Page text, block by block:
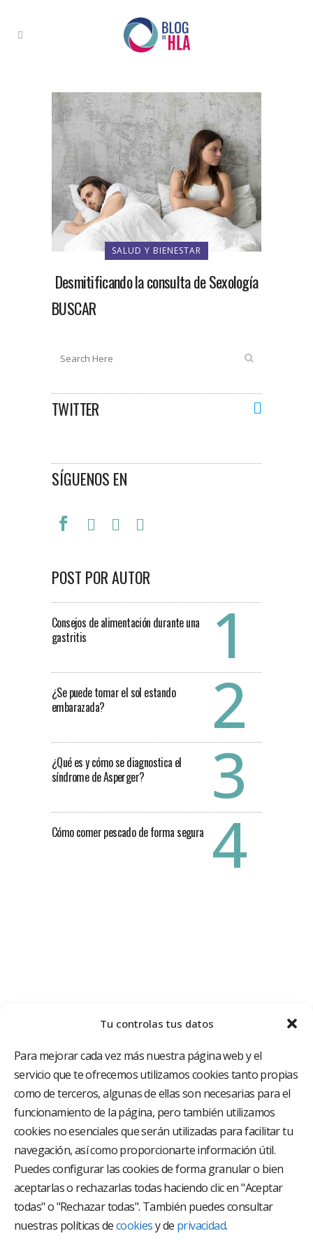
Tu controlas tus datos
Para mejorar cada vez más nuestra página web y el
servicio que te ofrecemos utilizamos cookies tanto propias
como de terceros, algunas de ellas son necesarias para el
funcionamiento de la página, pero también utilizamos
cookies no esenciales que serán utilizadas para facilitar tu
navegación, así como proporcionarte información útil.
Puedes configurar las cookies de forma granular o bien
aceptarlas o rechazarlas todas haciendo clic en "Aceptar
todas" o "Rechazar todas". También puedes consultar
nuestras políticas decookiesy de privacidad.
SALUD Y BIENESTAR
Desmitificando la consulta de Sexología
BUSCAR
TWITTER
SÍGUENOS EN
POST POR AUTOR
Consejos de alimentación durante una
gastritis
¿Se puede tomar el sol estando
embarazada?
¿Qué es y cómo se diagnostica el
síndrome de Asperger?
Cómo comer pescado de forma segura
El Grupo Hospitalario HLA es uno de los proveedores
hospitalarios con mayor presencia en España, creado
con el objetivo de proporcionar el acceso a una
asistencia sanitaria de alto nivel. Nuestra red asistencial
está compuesta por 18 hospitales y 37 centros médicos
multiespecialidad.
Síguenos en